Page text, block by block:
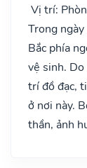
Vị trí:
Trong
Bắc phía
vệ sinh.
trí đồ đạc,
ở nơi này.
thần, ảnh